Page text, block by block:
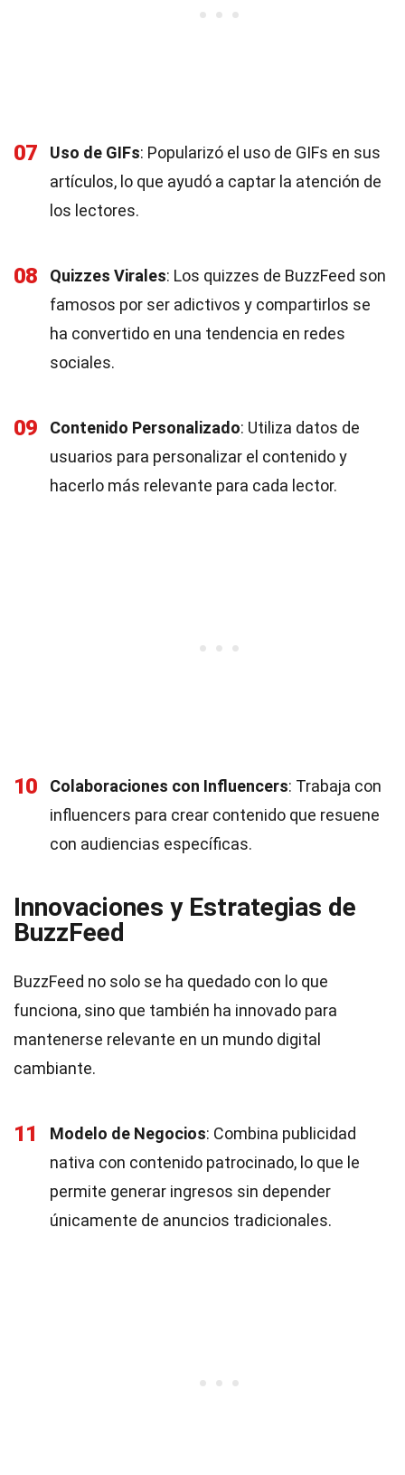
07 Uso de GIFs: Popularizó el uso de GIFs en sus
artículos, lo que ayudó a captar la atención de
los lectores.
08 Quizzes Virales: Los quizzes de BuzzFeed son
famosos por ser adictivos y compartirlos se
ha convertido en una tendencia en redes
sociales.
09 Contenido Personalizado: Utiliza datos de
usuarios para personalizar el contenido y
hacerlo más relevante para cada lector.
10 Colaboraciones con Influencers: Trabaja con
influencers para crear contenido que resuene
con audiencias específicas.
Innovaciones y Estrategias de
BuzzFeed
BuzzFeed no solo se ha quedado con lo que
funciona, sino que también ha innovado para
mantenerse relevante en un mundo digital
cambiante.
11 Modelo de Negocios: Combina publicidad
nativa con contenido patrocinado, lo que le
permite generar ingresos sin depender
únicamente de anuncios tradicionales.